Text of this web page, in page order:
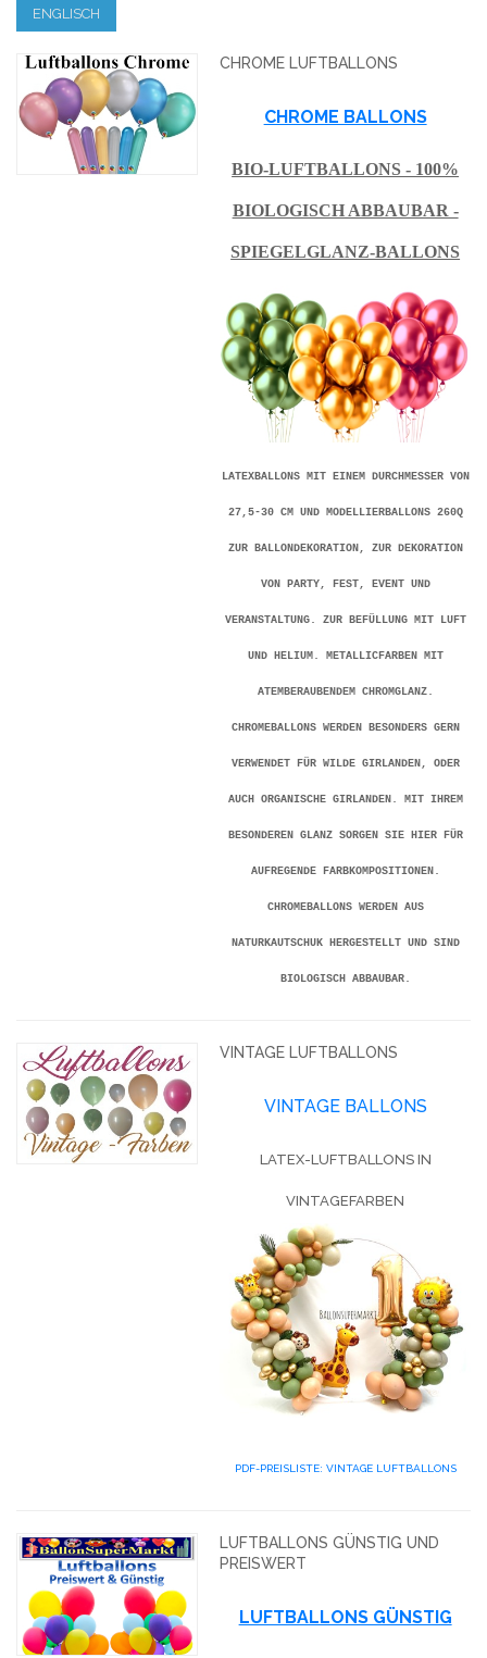
ENGLISCH
CHROME LUFTBALLONS
CHROME BALLONS
BIO-LUFTBALLONS - 100%
BIOLOGISCH ABBAUBAR -
SPIEGELGLANZ-BALLONS
LATEXBALLONS MIT EINEM DURCHMESSER VON
27,5-30 CM UND MODELLIERBALLONS 260Q
ZUR BALLONDEKORATION, ZUR DEKORATION
VON PARTY, FEST, EVENT UND
VERANSTALTUNG. ZUR BEFÜLLUNG MIT LUFT
UND HELIUM. METALLICFARBEN MIT
ATEMBERAUBENDEM CHROMGLANZ.
CHROMEBALLONS WERDEN BESONDERS GERN
VERWENDET FÜR WILDE GIRLANDEN, ODER
AUCH ORGANISCHE GIRLANDEN. MIT IHREM
BESONDEREN GLANZ SORGEN SIE HIER FÜR
AUFREGENDE FARBKOMPOSITIONEN.
CHROMEBALLONS WERDEN AUS
NATURKAUTSCHUK HERGESTELLT UND SIND
BIOLOGISCH ABBAUBAR.
VINTAGE LUFTBALLONS
VINTAGE BALLONS
LATEX-LUFTBALLONS IN
VINTAGEFARBEN
PDF-PREISLISTE: VINTAGE LUFTBALLONS
LUFTBALLONS GÜNSTIG UND
PREISWERT
LUFTBALLONS GÜNSTIG